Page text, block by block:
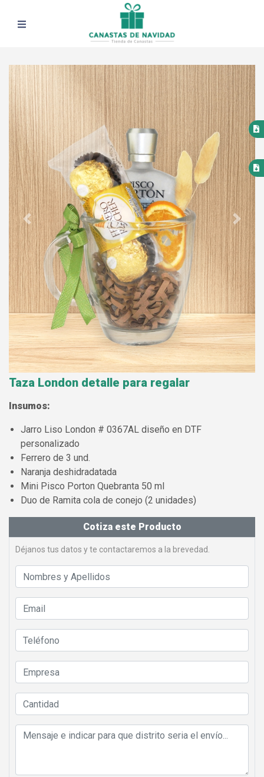
Previous Next
Taza London detalle para regalar
Insumos:
Jarro Liso London # 0367AL diseño en DTF
personalizado
Ferrero de 3 und.
Naranja deshidradatada
Mini Pisco Porton Quebranta 50 ml
Duo de Ramita cola de conejo (2 unidades)
Cotiza este Producto
Déjanos tus datos y te contactaremos a la brevedad.